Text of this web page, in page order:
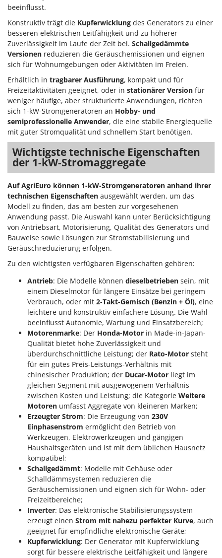
beeinflusst.
Konstruktiv trägt die Kupferwicklung des Generators zu einer
besseren elektrischen Leitfähigkeit und zu höherer
Zuverlässigkeit im Laufe der Zeit bei. Schallgedämmte
Versionen reduzieren die Geräuschemissionen und eignen
sich für Wohnumgebungen oder Aktivitäten im Freien.
Erhältlich in tragbarer Ausführung, kompakt und für
Freizeitaktivitäten geeignet, oder in stationärer Version für
weniger häufige, aber strukturierte Anwendungen, richten
sich 1-kW-Stromgeneratoren an Hobby- und
semiprofessionelle Anwender, die eine stabile Energiequelle
mit guter Stromqualität und schnellem Start benötigen.
Wichtigste technische Eigenschaften
der 1-kW-Stromaggregate
Auf AgriEuro können 1-kW-Stromgeneratoren anhand ihrer
technischen Eigenschaften ausgewählt werden, um das
Modell zu finden, das am besten zur vorgesehenen
Anwendung passt. Die Auswahl kann unter Berücksichtigung
von Antriebsart, Motorisierung, Qualität des Generators und
Bauweise sowie Lösungen zur Stromstabilisierung und
Geräuschreduzierung erfolgen.
Zu den wichtigsten verfügbaren Eigenschaften gehören:
Antrieb: Die Modelle können dieselbetrieben sein, mit
einem Dieselmotor für längere Einsätze bei geringem
Verbrauch, oder mit 2-Takt-Gemisch (Benzin + Öl), eine
leichtere und konstruktiv einfachere Lösung. Die Wahl
beeinflusst Autonomie, Wartung und Einsatzbereich;
Motorenmarke: Der Honda-Motor in Made-in-Japan-
Qualität bietet hohe Zuverlässigkeit und
überdurchschnittliche Leistung; der Rato-Motor steht
für ein gutes Preis-Leistungs-Verhältnis mit
chinesischer Produktion; der Ducar-Motor liegt im
gleichen Segment mit ausgewogenem Verhältnis
zwischen Kosten und Leistung; die Kategorie Weitere
Motoren umfasst Aggregate von kleineren Marken;
Erzeugter Strom: Die Erzeugung von 230V
Einphasenstrom ermöglicht den Betrieb von
Werkzeugen, Elektrowerkzeugen und gängigen
Haushaltsgeräten und ist mit dem üblichen Hausnetz
kompatibel;
Schallgedämmt: Modelle mit Gehäuse oder
Schalldämmsystemen reduzieren die
Geräuschemissionen und eignen sich für Wohn- oder
Freizeitbereiche;
Inverter: Das elektronische Stabilisierungssystem
erzeugt einen Strom mit nahezu perfekter Kurve, auch
geeignet für empfindliche elektronische Geräte;
Kupferwicklung: Der Generator mit Kupferwicklung
sorgt für bessere elektrische Leitfähigkeit und längere